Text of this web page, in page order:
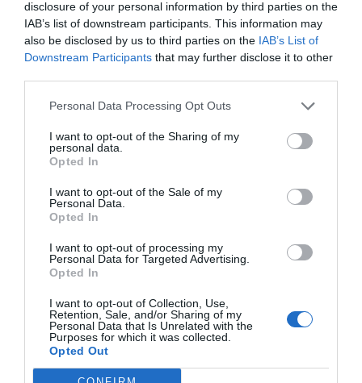
disclosure of your personal information by third parties on the
IAB’s list of downstream participants. This information may
also be disclosed by us to third parties on the IAB’s List of
Downstream Participants that may further disclose it to other
Personal Data Processing Opt Outs
I want to opt-out of the Sharing of my
personal data.
Opted In
I want to opt-out of the Sale of my
Personal Data.
Opted In
I want to opt-out of processing my
Personal Data for Targeted Advertising.
Opted In
I want to opt-out of Collection, Use,
Retention, Sale, and/or Sharing of my
Personal Data that Is Unrelated with the
Purposes for which it was collected.
Opted Out